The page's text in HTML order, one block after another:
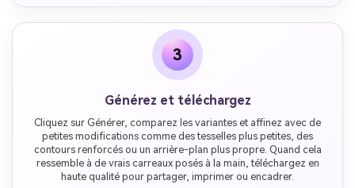
3
Générez et téléchargez
Cliquez sur Générer, comparez les variantes et affinez avec de
petites modifications comme des tesselles plus petites, des
contours renforcés ou un arrière-plan plus propre. Quand cela
ressemble à de vrais carreaux posés à la main, téléchargez en
haute qualité pour partager, imprimer ou encadrer.